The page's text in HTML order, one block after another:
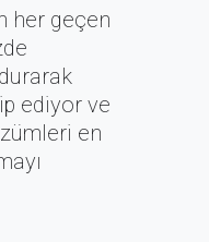
her geçen
ediyor ve
en